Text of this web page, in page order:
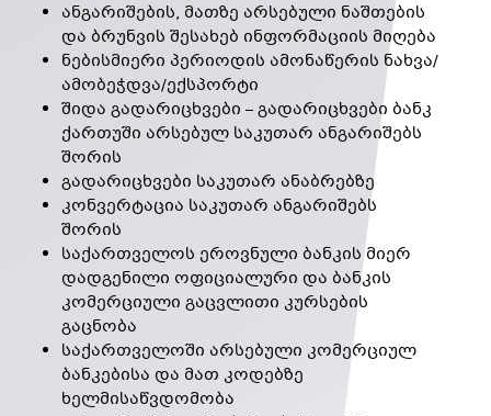
ანგარიშების, მათზე არსებული ნაშთების
და ბრუნვის შესახებ ინფორმაციის მიღება
ნებისმიერი პერიოდის ამონაწერის ნახვა/
ამობეჭდვა/ექსპორტი
შიდა გადარიცხვები – გადარიცხვები ბანკ
ქართუში არსებულ საკუთარ ანგარიშებს
შორის
გადარიცხვები საკუთარ ანაბრებზე
კონვერტაცია საკუთარ ანგარიშებს
შორის
საქართველოს ეროვნული ბანკის მიერ
დადგენილი ოფიციალური და ბანკის
კომერციული გაცვლითი კურსების
გაცნობა
საქართველოში არსებული კომერციულ
ბანკებისა და მათ კოდებზე
ხელმისაწვდომობა